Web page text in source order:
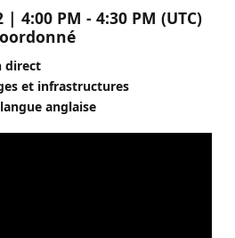
4:00 PM - 4:30 PM (UTC)
direct
et infrastructures
anglaise